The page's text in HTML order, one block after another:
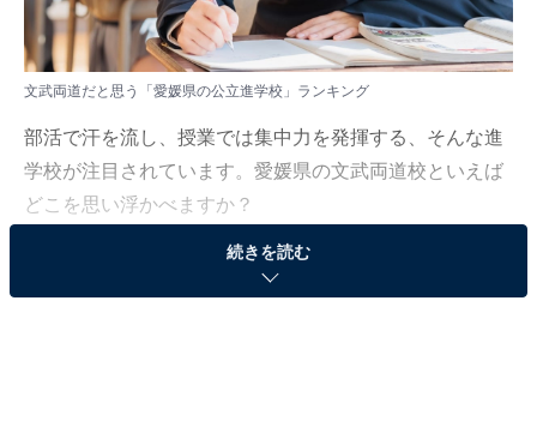
文武両道だと思う「愛媛県の公立進学校」ランキング
部活で汗を流し、授業では集中力を発揮する、そんな進
学校が注目されています。愛媛県の文武両道校といえば
どこを思い浮かべますか？
All About ニュース編集部は3月6日～4月22日の期間、全
続きを読む